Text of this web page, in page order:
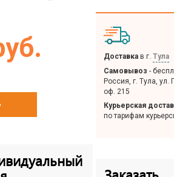
Доставка в г. Тула
Самовывоз -
Россия, г. Тула, ул.
оф. 215
Курьерская
по тарифам